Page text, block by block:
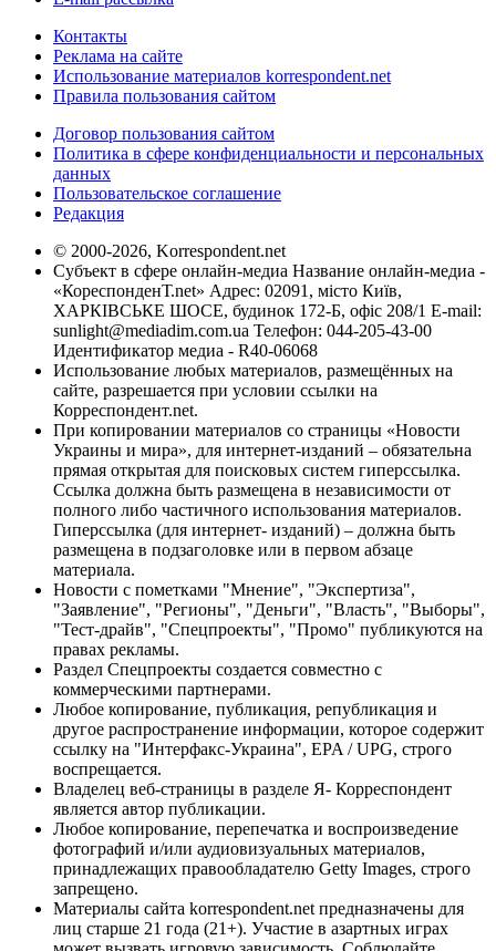
Контакты
Реклама на сайте
Использование материалов korrespondent.net
Правила пользования сайтом
Договор пользования сайтом
Политика в сфере конфиденциальности и персональных
данных
Пользовательское соглашение
Редакция
© 2000-2026, Korrespondent.net
Субъект в сфере онлайн-медиа Название онлайн-медиа -
«КореспонденТ.net» Адрес: 02091, місто Київ,
ХАРКІВСЬКЕ ШОСЕ, будинок 172-Б, офіс 208/1 E-mail:
sunlight@mediadim.com.ua Телефон: 044-205-43-00
Идентификатор медиа - R40-06068
Использование любых материалов, размещённых на
сайте, разрешается при условии ссылки на
Корреспондент.net.
При копировании материалов со страницы «Новости
Украины и мира», для интернет-изданий – обязательна
прямая открытая для поисковых систем гиперссылка.
Ссылка должна быть размещена в независимости от
полного либо частичного использования материалов.
Гиперссылка (для интернет- изданий) – должна быть
размещена в подзаголовке или в первом абзаце
материала.
Новости с пометками "Мнение", "Экспертиза",
"Заявление", "Регионы", "Деньги", "Власть", "Выборы",
"Тест-драйв", "Спецпроекты", "Промо" публикуются на
правах рекламы.
Раздел Спецпроекты создается совместно с
коммерческими партнерами.
Любое копирование, публикация, републикация и
другое распространение информации, которое содержит
ссылку на "Интерфакс-Украина", EPA / UPG, строго
воспрещается.
Владелец веб-страницы в разделе Я- Корреспондент
является автор публикации.
Любое копирование, перепечатка и воспроизведение
фотографий и/или аудиовизуальных материалов,
принадлежащих правообладателю Getty Images, строго
запрещено.
Материалы сайта korrespondent.net предназначены для
лиц старше 21 года (21+). Участие в азартных играх